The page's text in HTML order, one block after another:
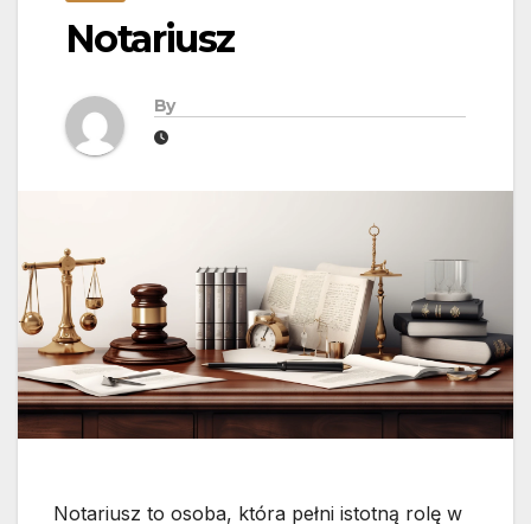
Notariusz
By
Notariusz to osoba, która pełni istotną rolę w